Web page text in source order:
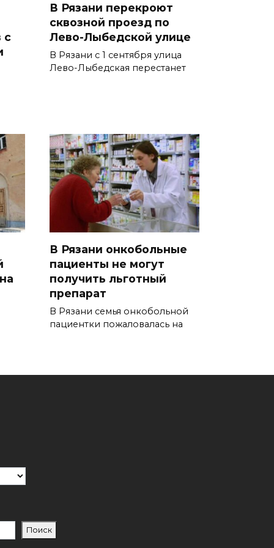
с
В Рязани перекроют
сквозной проезд по
Лево-Лыбедской улице
В Рязани с 1 сентября улица
Лево-Лыбедская перестанет
В Рязани онкобольные
пациенты не могут
получить льготный
препарат
В Рязани семья онкобольной
пациентки пожаловалась на
Поиск